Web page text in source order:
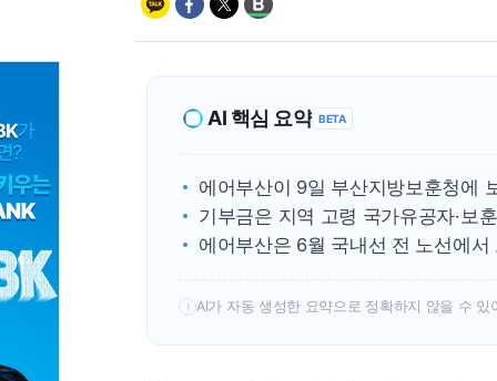
AI 핵심 요약 BETA
에어부산이 9일 부산지방보훈청에
기부금은 지역 고령 국가유공자·보
에어부산은 6월 국내선 전 노선에
! AI가 자동 생성한 요약으로 정확하지 않을 수 있